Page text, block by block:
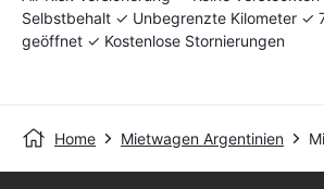
Selbstbehalt ✓ Unbegrenzte Kilometer ✓
geöffnet ✓ Kostenlose Stornierungen
Home Mietwagen Argentinien